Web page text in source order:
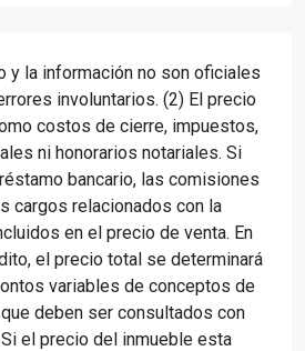
y la información no son oficiales
involuntarios. (2) El precio
costos de cierre, impuestos,
ni honorarios notariales. Si
bancario, las comisiones
cargos relacionados con la
en el precio de venta. En
el precio total se determinará
variables de conceptos de
deben ser consultados con
el precio del inmueble esta